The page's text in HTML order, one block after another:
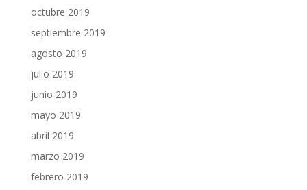
octubre 2019
septiembre 2019
agosto 2019
julio 2019
junio 2019
mayo 2019
abril 2019
marzo 2019
febrero 2019